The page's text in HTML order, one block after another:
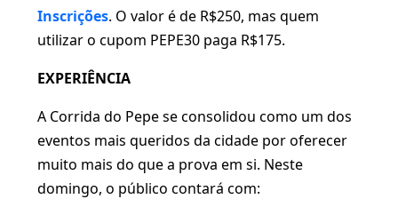
Inscrições. O valor é de R$250, mas quem
utilizar o cupom PEPE30 paga R$175.
EXPERIÊNCIA
A Corrida do Pepe se consolidou como um dos
eventos mais queridos da cidade por oferecer
muito mais do que a prova em si. Neste
domingo, o público contará com: